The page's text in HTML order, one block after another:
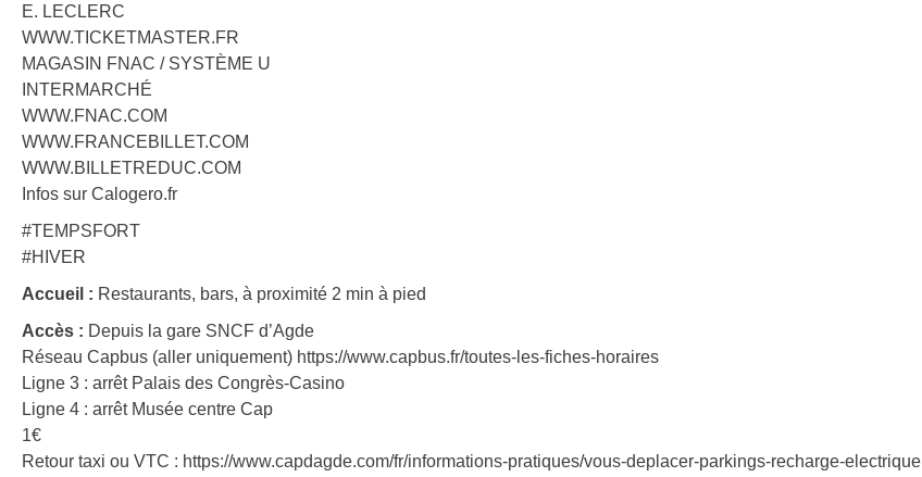
E. LECLERC
WWW.TICKETMASTER.FR
MAGASIN FNAC / SYSTÈME U
INTERMARCHÉ
WWW.FNAC.COM
WWW.FRANCEBILLET.COM
WWW.BILLETREDUC.COM
Infos sur Calogero.fr
#TEMPSFORT
#HIVER
Accueil : Restaurants, bars, à proximité 2 min à pied
Accès : Depuis la gare SNCF d’Agde
Réseau Capbus (aller uniquement) https://www.capbus.fr/toutes-les-fiches-horaires
Ligne 3 : arrêt Palais des Congrès-Casino
Ligne 4 : arrêt Musée centre Cap
1€
Retour taxi ou VTC : https://www.capdagde.com/fr/informations-pratiques/vous-deplacer-parkings-recharge-electrique